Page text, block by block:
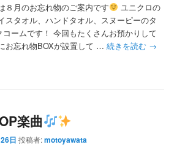
８月のお忘れ物のご案内です
ユニクロの
スタオル、ハンドタオル、スヌーピーのタ
ームです！ 今回もたくさんお預かりして
お忘れ物BOXが設置して …続きを読む →
楽曲
日 投稿者:motoyawata